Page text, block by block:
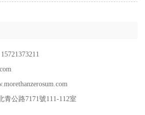
青公路7171號111-112室